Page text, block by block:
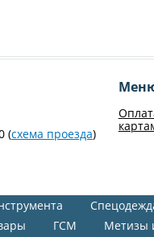
(схема проезда)
ГСМ
Метизы